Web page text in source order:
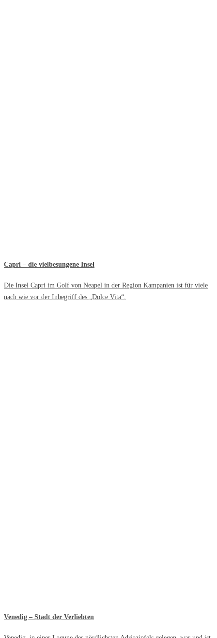
Capri – die vielbesungene Insel
Die Insel Capri im Golf von Neapel in der Region Kampanien ist für viele
nach wie vor der Inbegriff des „Dolce Vita“.
Venedig – Stadt der Verliebten